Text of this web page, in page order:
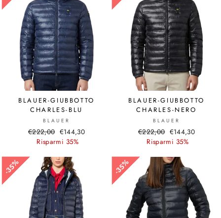
BLAUER-GIUBBOTTO
CHARLES-BLU
BLAUER
Prezzo
€222,00 Prezzo
scontato
€144,30
Risparmi 35%
BLAUER-GIUBBOTTO
CHARLES-NERO
BLAUER
Prezzo
€222,00 Prezzo
scontato
€144,30
Risparmi 35%
35%
35% 35%
35%